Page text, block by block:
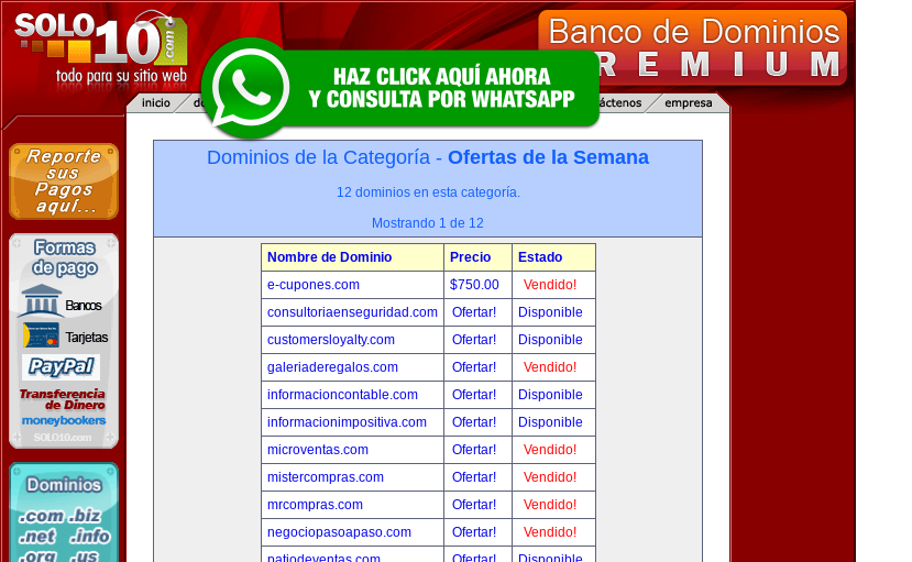
Dominios de la Categoría - Ofertas de la Semana
12 dominios en esta categoría.
Mostrando 1 de 12
Nombre de Dominio Precio
Estado
e-cupones.com
$750.00
Vendido!
consultoriaenseguridad.com
Ofertar!
Disponible
customersloyalty.com
Ofertar!
Disponible
galeriaderegalos.com
Ofertar!
Vendido!
informacioncontable.com
Ofertar!
Disponible
informacionimpositiva.com
Ofertar!
Disponible
microventas.com
Ofertar!
Vendido!
mistercompras.com
Ofertar!
Vendido!
mrcompras.com
Ofertar!
Vendido!
negociopasoapaso.com
Ofertar!
Vendido!